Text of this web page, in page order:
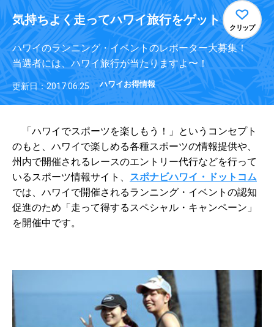
気持ちよく走ってハワイ旅行をゲット
クリップ
ハワイのランニング・イベントのレポーター大募集！
当選者には、ハワイ旅行が当たりますよ〜！
更新日：2017.06.25 ハワイお得情報
「ハワイでスポーツを楽しもう！」というコンセプト
のもと、ハワイで楽しめる各種スポーツの情報提供や、
州内で開催されるレースのエントリー代行などを行って
いるスポーツ情報サイト、 スポナビハワイ・ドットコム
では、ハワイで開催されるランニング・イベントの認知
促進のため「走って得するスペシャル・キャンペーン」
を開催中です。